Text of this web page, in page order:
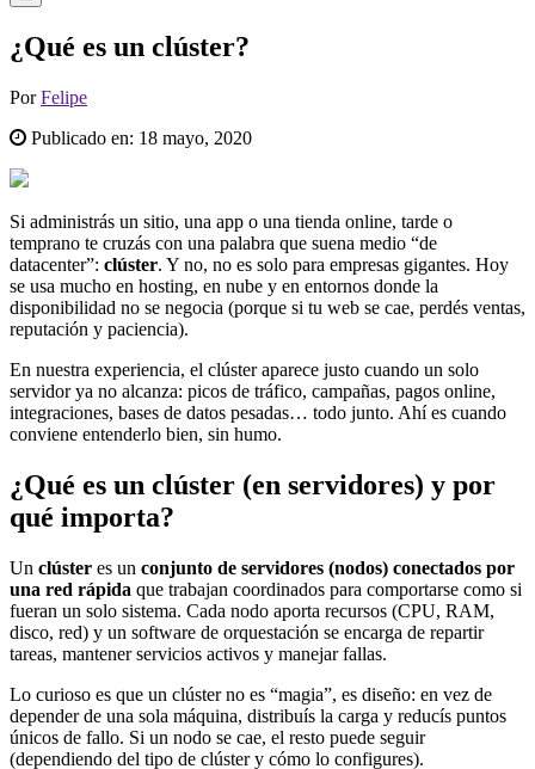
¿Qué es un clúster?
PorFelipe
Publicado en: 18 mayo, 2020
Si administrás un sitio, una app o una tienda online, tarde o
temprano te cruzás con una palabra que suena medio “de
datacenter”: clúster. Y no, no es solo para empresas gigantes. Hoy
se usa mucho en hosting, en nube y en entornos donde la
disponibilidad no se negocia (porque si tu web se cae, perdés ventas,
reputación y paciencia).
En nuestra experiencia, el clúster aparece justo cuando un solo
servidor ya no alcanza: picos de tráfico, campañas, pagos online,
integraciones, bases de datos pesadas… todo junto. Ahí es cuando
conviene entenderlo bien, sin humo.
¿Qué es un clúster (en servidores) y por
qué importa?
Un clúster es un conjunto de servidores (nodos) conectados por
una red rápida que trabajan coordinados para comportarse como si
fueran un solo sistema. Cada nodo aporta recursos (CPU, RAM,
disco, red) y un software de orquestación se encarga de repartir
tareas, mantener servicios activos y manejar fallas.
Lo curioso es que un clúster no es “magia”, es diseño: en vez de
depender de una sola máquina, distribuís la carga y reducís puntos
únicos de fallo. Si un nodo se cae, el resto puede seguir
(dependiendo del tipo de clúster y cómo lo configures).